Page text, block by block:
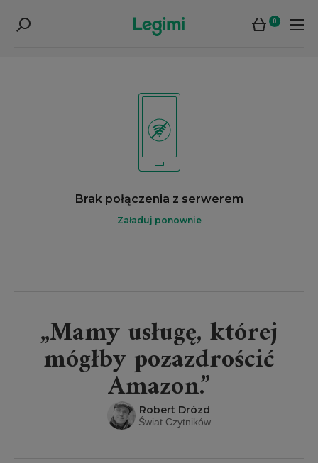
0
Brak połączenia z serwerem
Załaduj ponownie
„Mamy usługę, której
mógłby pozazdrościć
Amazon.”
Robert Drózd
Świat Czytników